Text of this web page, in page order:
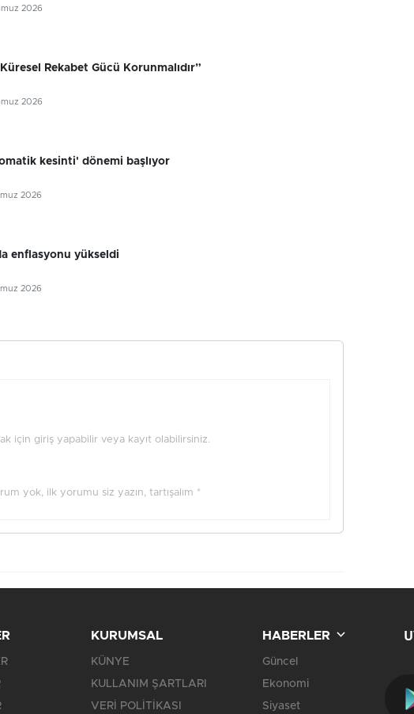
2026
Rekabet Gücü Korunmalıdır”
2026
kesinti' dönemi başlıyor
2026
enflasyonu yükseldi
2026
için giriş yapabilir veya kayıt olabilirsiniz.
yok, ilk yorumu siz yazın, tartışalım *
KURUMSAL
KÜNYE
KULLANIM ŞARTLARI
VERİ POLİTİKASI
HABERLER
Güncel
Ekonomi
Siyaset